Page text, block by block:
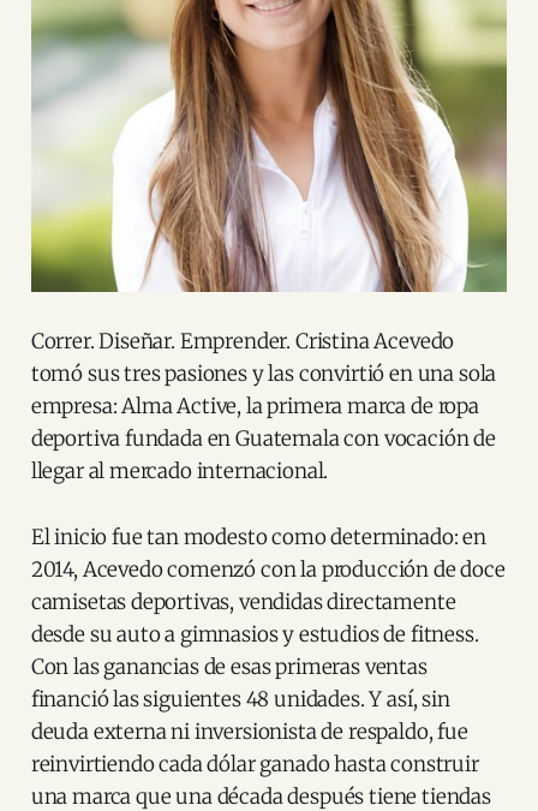
Correr. Diseñar. Emprender. Cristina Acevedo
tomó sus tres pasiones y las convirtió en una sola
empresa: Alma Active, la primera marca de ropa
deportiva fundada en Guatemala con vocación de
llegar al mercado internacional.
El inicio fue tan modesto como determinado: en
2014, Acevedo comenzó con la producción de doce
camisetas deportivas, vendidas directamente
desde su auto a gimnasios y estudios de fitness.
Con las ganancias de esas primeras ventas
financió las siguientes 48 unidades. Y así, sin
deuda externa ni inversionista de respaldo, fue
reinvirtiendo cada dólar ganado hasta construir
una marca que una década después tiene tiendas